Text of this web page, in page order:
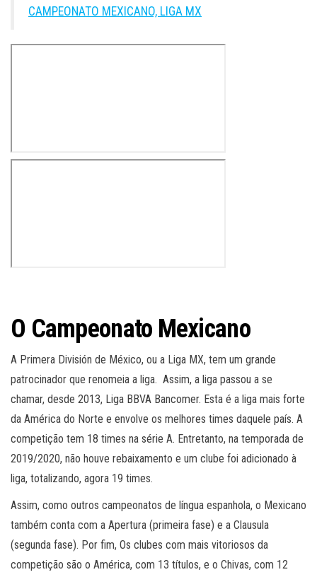
CAMPEONATO MEXICANO, LIGA MX
O Campeonato Mexicano
A Primera División de México, ou a Liga MX, tem um grande
patrocinador que renomeia a liga. Assim, a liga passou a se
chamar, desde 2013, Liga BBVA Bancomer. Esta é a liga mais forte
da América do Norte e envolve os melhores times daquele país. A
competição tem 18 times na série A. Entretanto, na temporada de
2019/2020, não houve rebaixamento e um clube foi adicionado à
liga, totalizando, agora 19 times.
Assim, como outros campeonatos de língua espanhola, o Mexicano
também conta com a Apertura (primeira fase) e a Clausula
(segunda fase). Por fim, Os clubes com mais vitoriosos da
competição são o América, com 13 títulos, e o Chivas, com 12